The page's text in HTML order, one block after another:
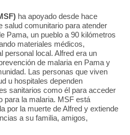
ha apoyado desde hace
salud comunitario para atender
Pama, un pueblo a 90 kilómetros
materiales médicos,
personal local. Alfred era un
de malaria en Pama y
Las personas que viven
u hospitales dependen
sanitarios como él para acceder
para la malaria. MSF está
por la muerte de Alfred y extiende
a su familia, amigos,